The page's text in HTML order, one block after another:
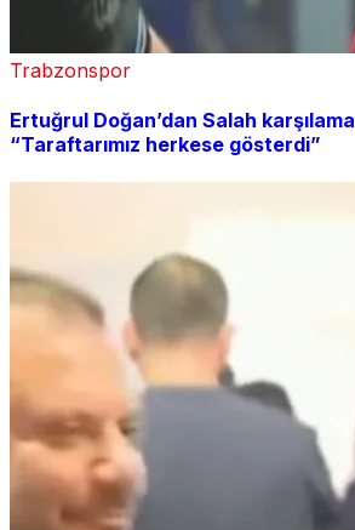
Trabzonspor
Ertuğrul Doğan’dan Salah
“Taraftarımız herkese gösterdi”